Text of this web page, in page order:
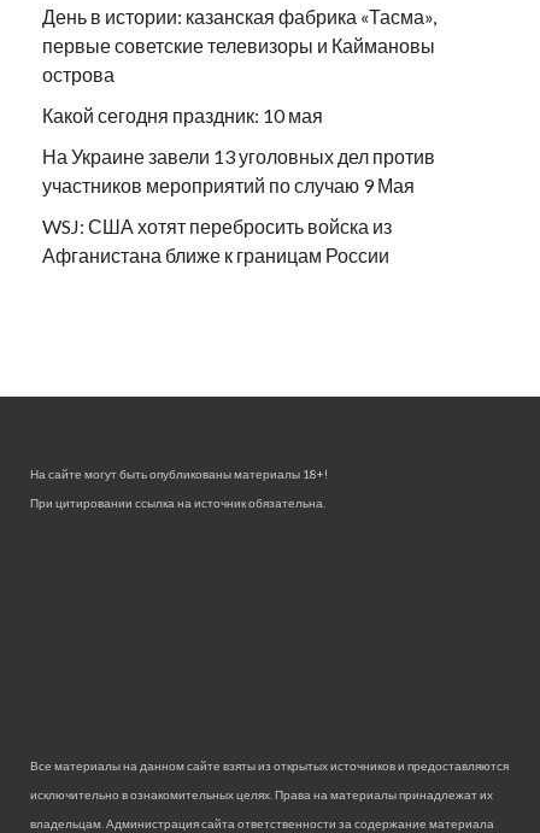
День в истории: казанская фабрика «Тасма»,
первые советские телевизоры и Каймановы
острова
Какой сегодня праздник: 10 мая
На Украине завели 13 уголовных дел против
участников мероприятий по случаю 9 Мая
WSJ: США хотят перебросить войска из
Афганистана ближе к границам России
На сайте могут быть опубликованы материалы 18+!
При цитировании ссылка на источник обязательна.
Все материалы на данном сайте взяты из открытых источников и предоставляются
исключительно в ознакомительных целях. Права на материалы принадлежат их
владельцам. Администрация сайта ответственности за содержание материала